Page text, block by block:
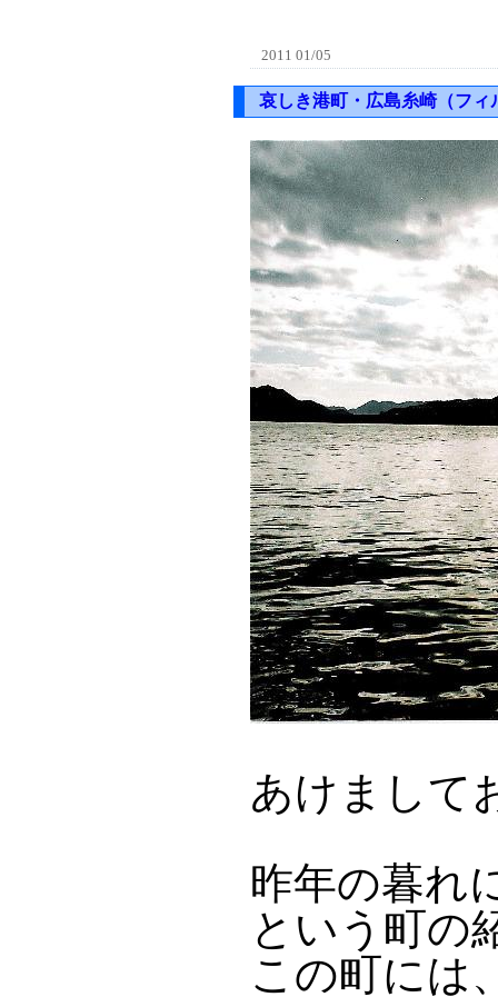
2011 01/05
哀しき港町・広島糸崎（フィ
あけまして
昨年の暮れ
という町の
この町には